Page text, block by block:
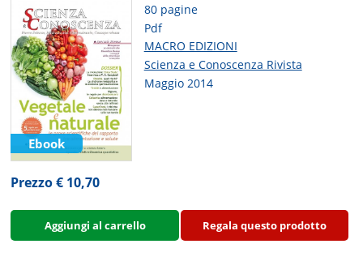
Ebook
80 pagine
Pdf
MACRO EDIZIONI
Scienza e Conoscenza Rivista
Maggio 2014
Prezzo € 10,70
Aggiungi al carrello Regala questo prodotto